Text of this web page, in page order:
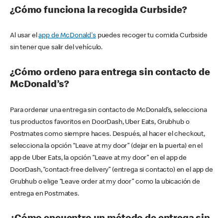
¿Cómo funciona la recogida Curbside?
Al usar elapp de McDonald'spuedes recoger tu comida Curbside
sin tener que salir del vehículo.
¿Cómo ordeno para entrega sin contacto de
McDonald’s?
Para ordenar una entrega sin contacto de McDonald’s, selecciona
tus productos favoritos en DoorDash, Uber Eats, Grubhub o
Postmates como siempre haces. Después, al hacer el checkout,
selecciona la opción “Leave at my door” (dejar en la puerta) en el
app de Uber Eats, la opción “Leave at my door” en el app de
DoorDash, “contact-free delivery” (entrega si contacto) en el app de
Grubhub o elige “Leave order at my door” como la ubicación de
entrega en Postmates.